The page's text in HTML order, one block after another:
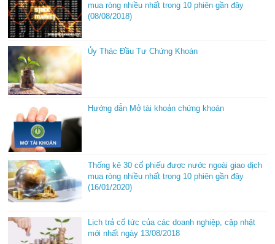
mua ròng nhiều nhất trong 10 phiên gần đây
(08/08/2018)
Ủy Thác Đầu Tư Chứng Khoán
Hướng dẫn Mở tài khoản chứng khoán
Thống kê 30 cổ phiếu được nước ngoài giao dịch
mua ròng nhiều nhất trong 10 phiên gần đây
(16/01/2020)
Lịch trả cổ tức của các doanh nghiệp, cập nhật
mới nhất ngày 13/08/2018